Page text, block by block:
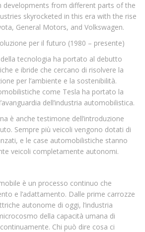
developments from different parts of the
skyrocketed in this era with the rise
General Motors, and Volkswagen.
per il futuro (1980 – presente)
tecnologia ha portato al debutto
e ibride che cercano di risolvere la
per l’ambiente e la sostenibilità.
come Tesla ha portato la
dell’industria automobilistica.
è anche testimone dell’introduzione
Sempre più veicoli vengono dotati di
e le case automobilistiche stanno
veicoli completamente autonomi.
è un processo continuo che
e l’adattamento. Dalle prime carrozze
autonome di oggi, l’industria
della capacità umana di
Chi può dire cosa ci